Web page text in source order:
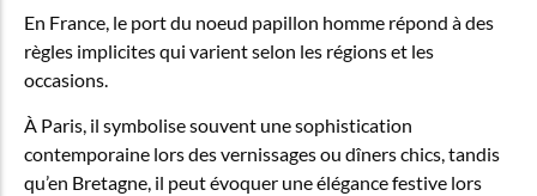
En France, le port du noeud papillon homme répond à des
règles implicites qui varient selon les régions et les
occasions.
À Paris, il symbolise souvent une sophistication
contemporaine lors des vernissages ou dîners chics, tandis
qu’en Bretagne, il peut évoquer une élégance festive lors